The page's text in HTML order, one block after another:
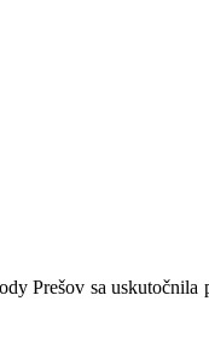
Prešov sa uskutočnila